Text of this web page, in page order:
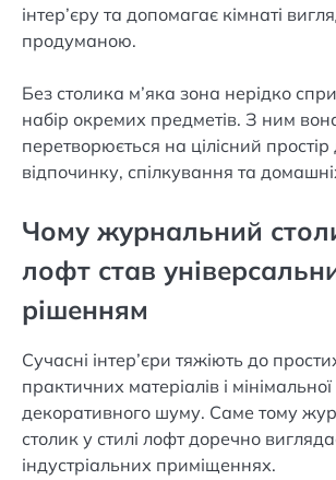
інтер’єру та допомагає кімнаті
продуманою.
Без столика м’яка зона нерідко
набір окремих предметів. З ним
перетворюється на цілісний простір
відпочинку, спілкування та
Чому журнальний
лофт став
рішенням
Сучасні інтер’єри тяжіють до
практичних матеріалів і мінімальної
декоративного шуму. Саме тому
столик у стилі лофт доречно
індустріальних приміщеннях.